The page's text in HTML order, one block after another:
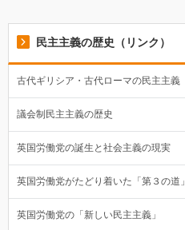
民主主義の歴史（リンク）
古代ギリシア・古代ローマの民主主義
議会制民主主義の歴史
英国労働党の誕生と社会主義の現実
英国労働党がたどり着いた「第３の道」
英国労働党の「新しい民主主義」